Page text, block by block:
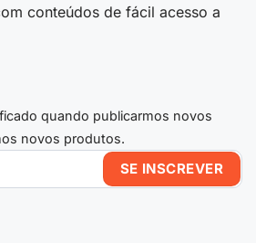
conteúdos de fácil acesso a
quando publicarmos novos
novos produtos.